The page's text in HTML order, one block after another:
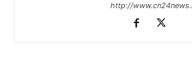
http://